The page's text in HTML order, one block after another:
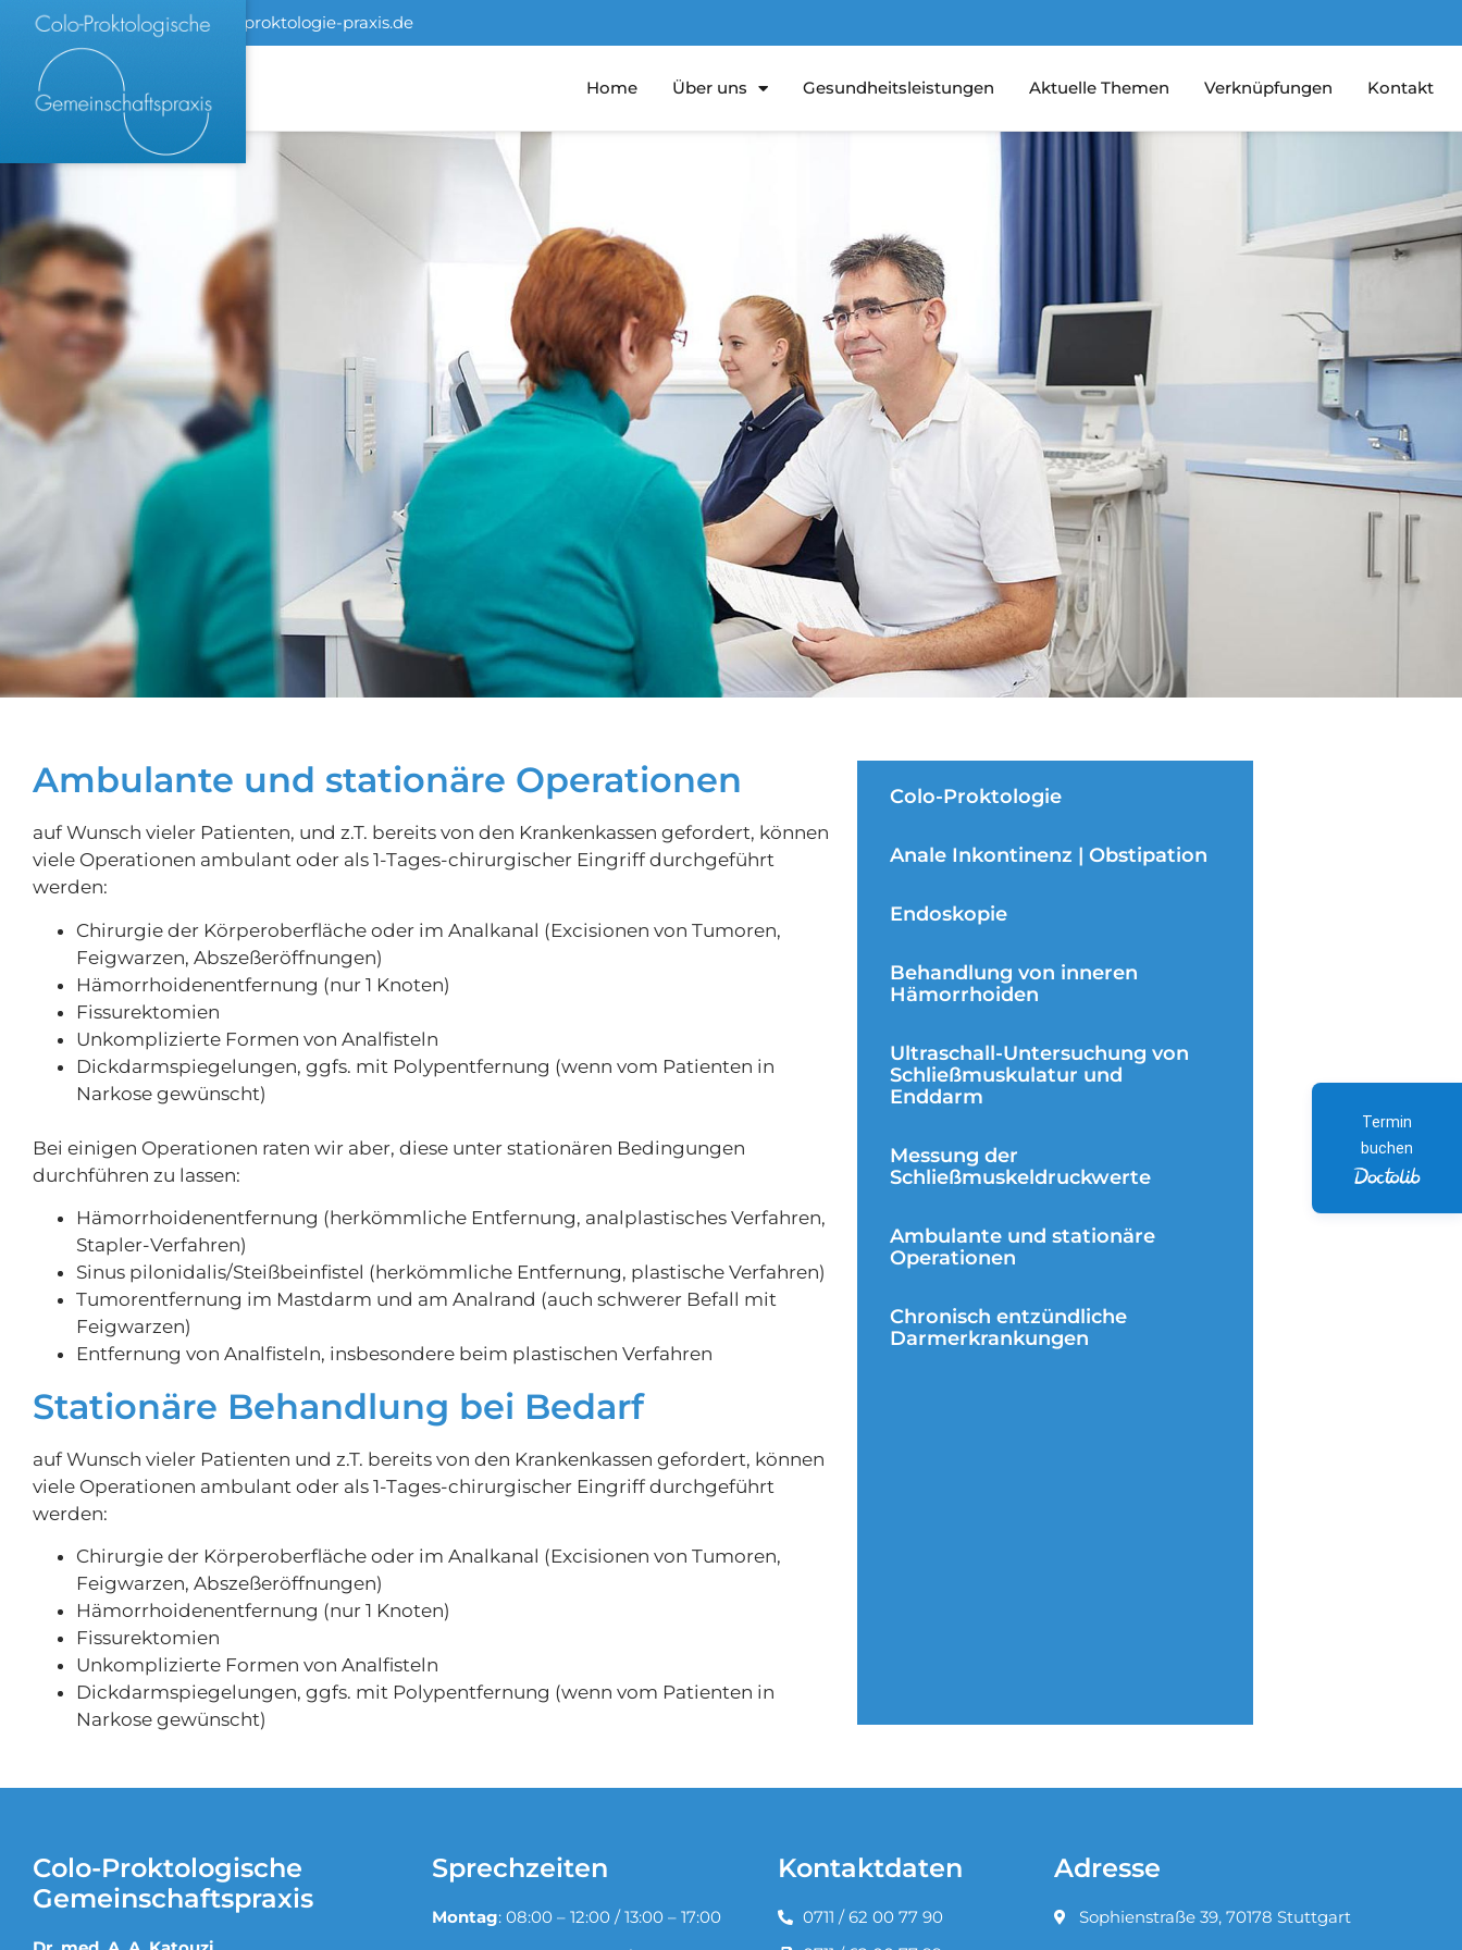
Termin
buchen
+4971162007790 info@proktologie-praxis.de
Home Über uns Gesundheitsleistungen Aktuelle Themen Verknüpfungen Kontakt
Ambulante und stationäre Operationen
auf Wunsch vieler Patienten, und z.T. bereits von den Krankenkassen gefordert, können
viele Operationen ambulant oder als 1-Tages-chirurgischer Eingriff durchgeführt
werden:
Chirurgie der Körperoberfläche oder im Analkanal (Excisionen von Tumoren,
Feigwarzen, Abszeßeröffnungen)
Hämorrhoidenentfernung (nur 1 Knoten)
Fissurektomien
Unkomplizierte Formen von Analfisteln
Dickdarmspiegelungen, ggfs. mit Polypentfernung (wenn vom Patienten in
Narkose gewünscht)
Bei einigen Operationen raten wir aber, diese unter stationären Bedingungen
durchführen zu lassen:
Hämorrhoidenentfernung (herkömmliche Entfernung, analplastisches Verfahren,
Stapler-Verfahren)
Sinus pilonidalis/Steißbeinfistel (herkömmliche Entfernung, plastische Verfahren)
Tumorentfernung im Mastdarm und am Analrand (auch schwerer Befall mit
Feigwarzen)
Entfernung von Analfisteln, insbesondere beim plastischen Verfahren
Stationäre Behandlung bei Bedarf
auf Wunsch vieler Patienten und z.T. bereits von den Krankenkassen gefordert, können
viele Operationen ambulant oder als 1-Tages-chirurgischer Eingriff durchgeführt
werden:
Chirurgie der Körperoberfläche oder im Analkanal (Excisionen von Tumoren,
Feigwarzen, Abszeßeröffnungen)
Hämorrhoidenentfernung (nur 1 Knoten)
Fissurektomien
Unkomplizierte Formen von Analfisteln
Dickdarmspiegelungen, ggfs. mit Polypentfernung (wenn vom Patienten in
Narkose gewünscht)
Colo-Proktologie
Anale Inkontinenz | Obstipation
Endoskopie
Behandlung von inneren
Hämorrhoiden
Ultraschall-Untersuchung von
Schließmuskulatur und
Enddarm
Messung der
Schließmuskeldruckwerte
Ambulante und stationäre
Operationen
Chronisch entzündliche
Darmerkrankungen
Colo-Proktologische
Gemeinschaftspraxis
Sprechzeiten
Montag: 08:00 – 12:00 / 13:00 – 17:00
Kontaktdaten
0711 / 62 00 77 90
Adresse
Sophienstraße 39, 70178 Stuttgart